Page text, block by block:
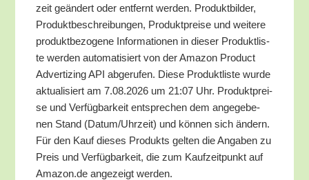
zeit geän­dert oder ent­fernt wer­den. Pro­dukt­bil­der,
Pro­dukt­be­schrei­bun­gen, Pro­dukt­prei­se und wei­te­re
pro­dukt­be­zo­ge­ne Infor­ma­tio­nen in die­ser Pro­dukt­lis­
te wer­den auto­ma­ti­siert von der Ama­zon Pro­duct
Adver­tiz­ing API abge­ru­fen. Die­se Pro­dukt­lis­te wur­de
aktua­li­siert am 7.08.2026 um 21:07 Uhr. Pro­dukt­prei­
se und Ver­füg­bar­keit ent­spre­chen dem ange­ge­be­
nen Stand (Datum/​Uhrzeit) und kön­nen sich ändern.
Für den Kauf die­ses Pro­dukts gel­ten die Anga­ben zu
Preis und Ver­füg­bar­keit, die zum Kauf­zeit­punkt auf
Amazon.de ange­zeigt werden.